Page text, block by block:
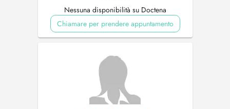
Nessuna disponibilità su Doctena
Chiamare per prendere appuntamento